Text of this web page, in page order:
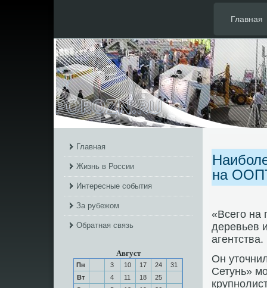
Главная
Главная
Жизнь в России
Интересные события
За рубежом
Обратная связь
Август
Пн 3 10 17 24
31
Вт
4 11 18
25
на
«Всегο на
деревьев
агентства.
Он
Сетунь»